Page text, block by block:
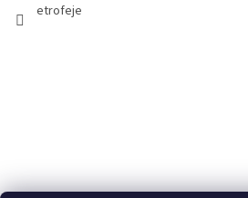
etrofeje